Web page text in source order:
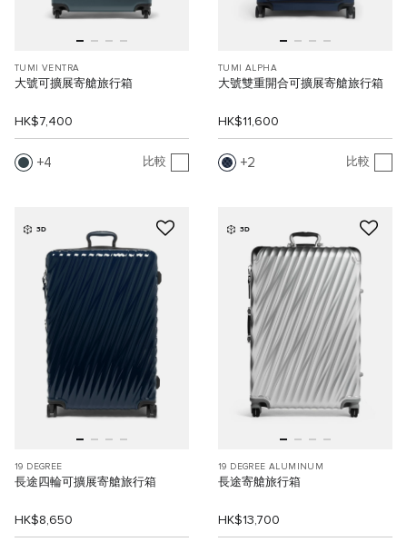
TUMI VENTRA
大號可擴展寄艙旅行箱
HK$7,400
4 比較
TUMI ALPHA
大號雙重開合可擴展寄艙旅行箱
HK$11,600
2 比較
3D
19 DEGREE
長途四輪可擴展寄艙旅行箱
HK$8,650
3D
19 DEGREE ALUMINUM
長途寄艙旅行箱
HK$13,700